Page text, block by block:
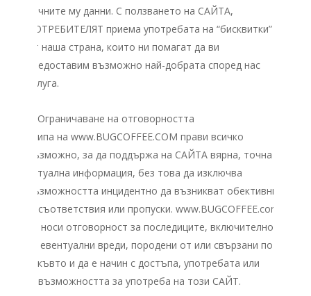
личните му данни. С ползването на САЙТА,
ПОТРЕБИТЕЛЯТ приема употребата на “бисквитки”
от наша страна, които ни помагат да ви
предоставим възможно най-добрата според нас
услуга.
V. Ограничаване на отговорността
Екипа на www.BUGCOFFEE.COM прави всичко
възможно, за да поддържа на САЙТА вярна, точна и
актуална информация, без това да изключва
възможността инцидентно да възникват обективни
несъответствия или пропуски. www.BUGCOFFEE.com
не носи отговорност за последиците, включително
за евентуални вреди, породени от или свързани по
какъвто и да е начин с достъпа, употребата или
невъзможността за употреба на този САЙТ.